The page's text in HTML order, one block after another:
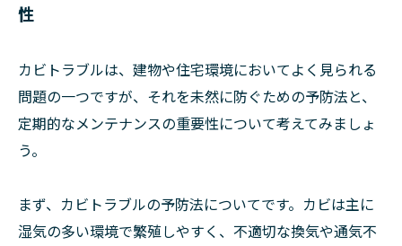
性
カビトラブルは、建物や住宅環境においてよく見られる
問題の一つですが、それを未然に防ぐための予防法と、
定期的なメンテナンスの重要性について考えてみましょ
う。
まず、カビトラブルの予防法についてです。カビは主に
湿気の多い環境で繁殖しやすく、不適切な換気や通気不